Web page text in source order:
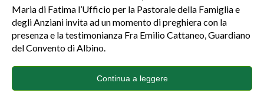
Maria di Fatima l’Ufficio per la Pastorale della Famiglia e
degli Anziani invita ad un momento di preghiera con la
presenza e la testimonianza Fra Emilio Cattaneo, Guardiano
del Convento di Albino.
Continua a leggere